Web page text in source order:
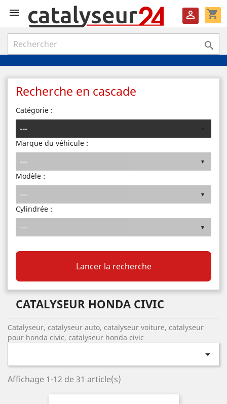
 shopping_cart


Recherche en cascade
Catégorie :
Marque du véhicule :
Modèle :
Cylindrée :
Lancer la recherche
CATALYSEUR HONDA CIVIC
Catalyseur, catalyseur auto, catalyseur voiture, catalyseur
pour honda civic, catalyseur honda civic

Affichage 1-12 de 31 article(s)